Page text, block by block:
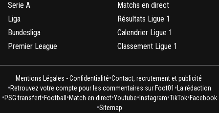
Serie A
Liga
Bundesliga
Premier League
Matchs en direct
Résultats Ligue 1
Calendrier Ligue 1
Classement Ligue 1
Mentions Légales - Confidentialité•Contact, recrutement et publicité
•Retrouvez votre compte pour les commentaires sur Foot01 • La rédaction
•PSG transfert•Football •Match en direct•Youtube• Instagram•TikTok•Facebook
•Sitemap